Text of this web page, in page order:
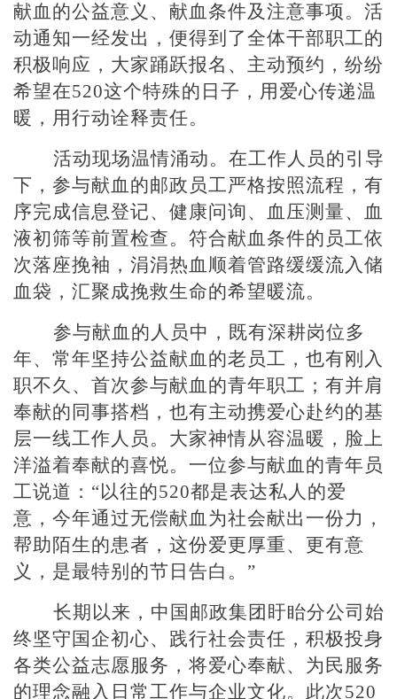
献血的公益意义、献血条件及注意事项。活
动通知一经发出，便得到了全体干部职工的
积极响应，大家踊跃报名、主动预约，纷纷
希望在520这个特殊的日子，用爱心传递温
暖，用行动诠释责任。
活动现场温情涌动。在工作人员的引导
下，参与献血的邮政员工严格按照流程，有
序完成信息登记、健康问询、血压测量、血
液初筛等前置检查。符合献血条件的员工依
次落座挽袖，涓涓热血顺着管路缓缓流入储
血袋，汇聚成挽救生命的希望暖流。
参与献血的人员中，既有深耕岗位多
年、常年坚持公益献血的老员工，也有刚入
职不久、首次参与献血的青年职工；有并肩
奉献的同事搭档，也有主动携爱心赴约的基
层一线工作人员。大家神情从容温暖，脸上
洋溢着奉献的喜悦。一位参与献血的青年员
工说道： “以往的520都是表达私人的爱
意，今年通过无偿献血为社会献出一份力，
帮助陌生的患者，这份爱更厚重、更有意
义，是最特别的节日告白。”
长期以来，中国邮政集团盱眙分公司始
终坚守国企初心、践行社会责任，积极投身
各类公益志愿服务，将爱心奉献、为民服务
的理念融入日常工作与企业文化。此次520